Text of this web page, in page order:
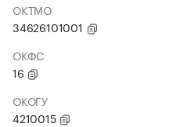
ОКТМО
34626101001
ОКФС
16
ОКОГУ
4210015